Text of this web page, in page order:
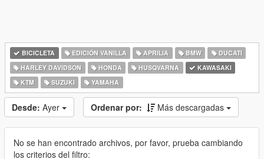
BICICLETA EDICIÓN VANILLA APRILIA BMW
DUCATI
HARLEY DAVIDSON
HONDA HUSQVARNA
KAWASAKI
KTM
SUZUKI YAMAHA
Desde: Ayer Ordenar por: Más descargadas
No se han encontrado archivos, por favor, prueba cambiando
los criterios del filtro: